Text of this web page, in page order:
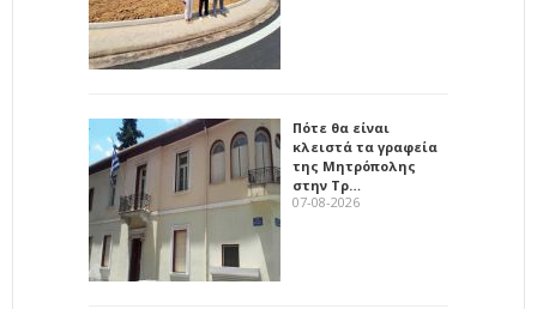
Πότε θα είναι
κλειστά τα γραφεία
της Μητρόπολης
στην Τρ…
07-08-2026